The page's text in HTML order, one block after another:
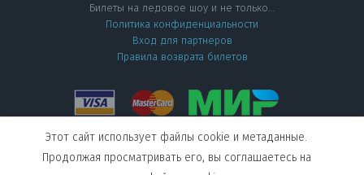
Билеты на ледовое шоу и не только…
Политика конфиденциальности
Вход для партнеров
Правила возврата билетов
Мы в социальных сетях
Этот сайт использует файлы cookie и метаданные.
Продолжая просматривать его, вы соглашаетесь на